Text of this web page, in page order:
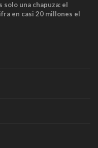
solo una chapuza: el
en casi 20 millones el
que no cabían por los